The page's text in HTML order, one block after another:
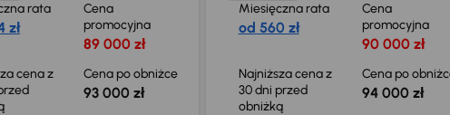
rata
zł
Cena
promocyjna
89 000 zł
cena z
Cena po obniżce
93 000 zł
Miesięczna rata
od 560 zł
Cena
promocyjna
90 000 zł
Najniższa cena z
30 dni przed
obniżką
Cena po
94 000 zł